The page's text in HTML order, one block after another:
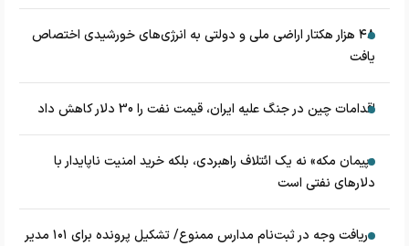
۴۸ هزار هکتار اراضی ملی و دولتی به انرژی‌های خورشیدی اختصاص
یافت
اقدامات چین در جنگ علیه ایران، قیمت نفت را 30 دلار کاهش داد
«پیمان مکه» نه یک ائتلاف راهبردی، بلکه خرید امنیت ناپایدار با
دلارهای نفتی است
دریافت وجه در ثبت‌نام مدارس ممنوع/ تشکیل پرونده برای ۱۰۱ مدیر